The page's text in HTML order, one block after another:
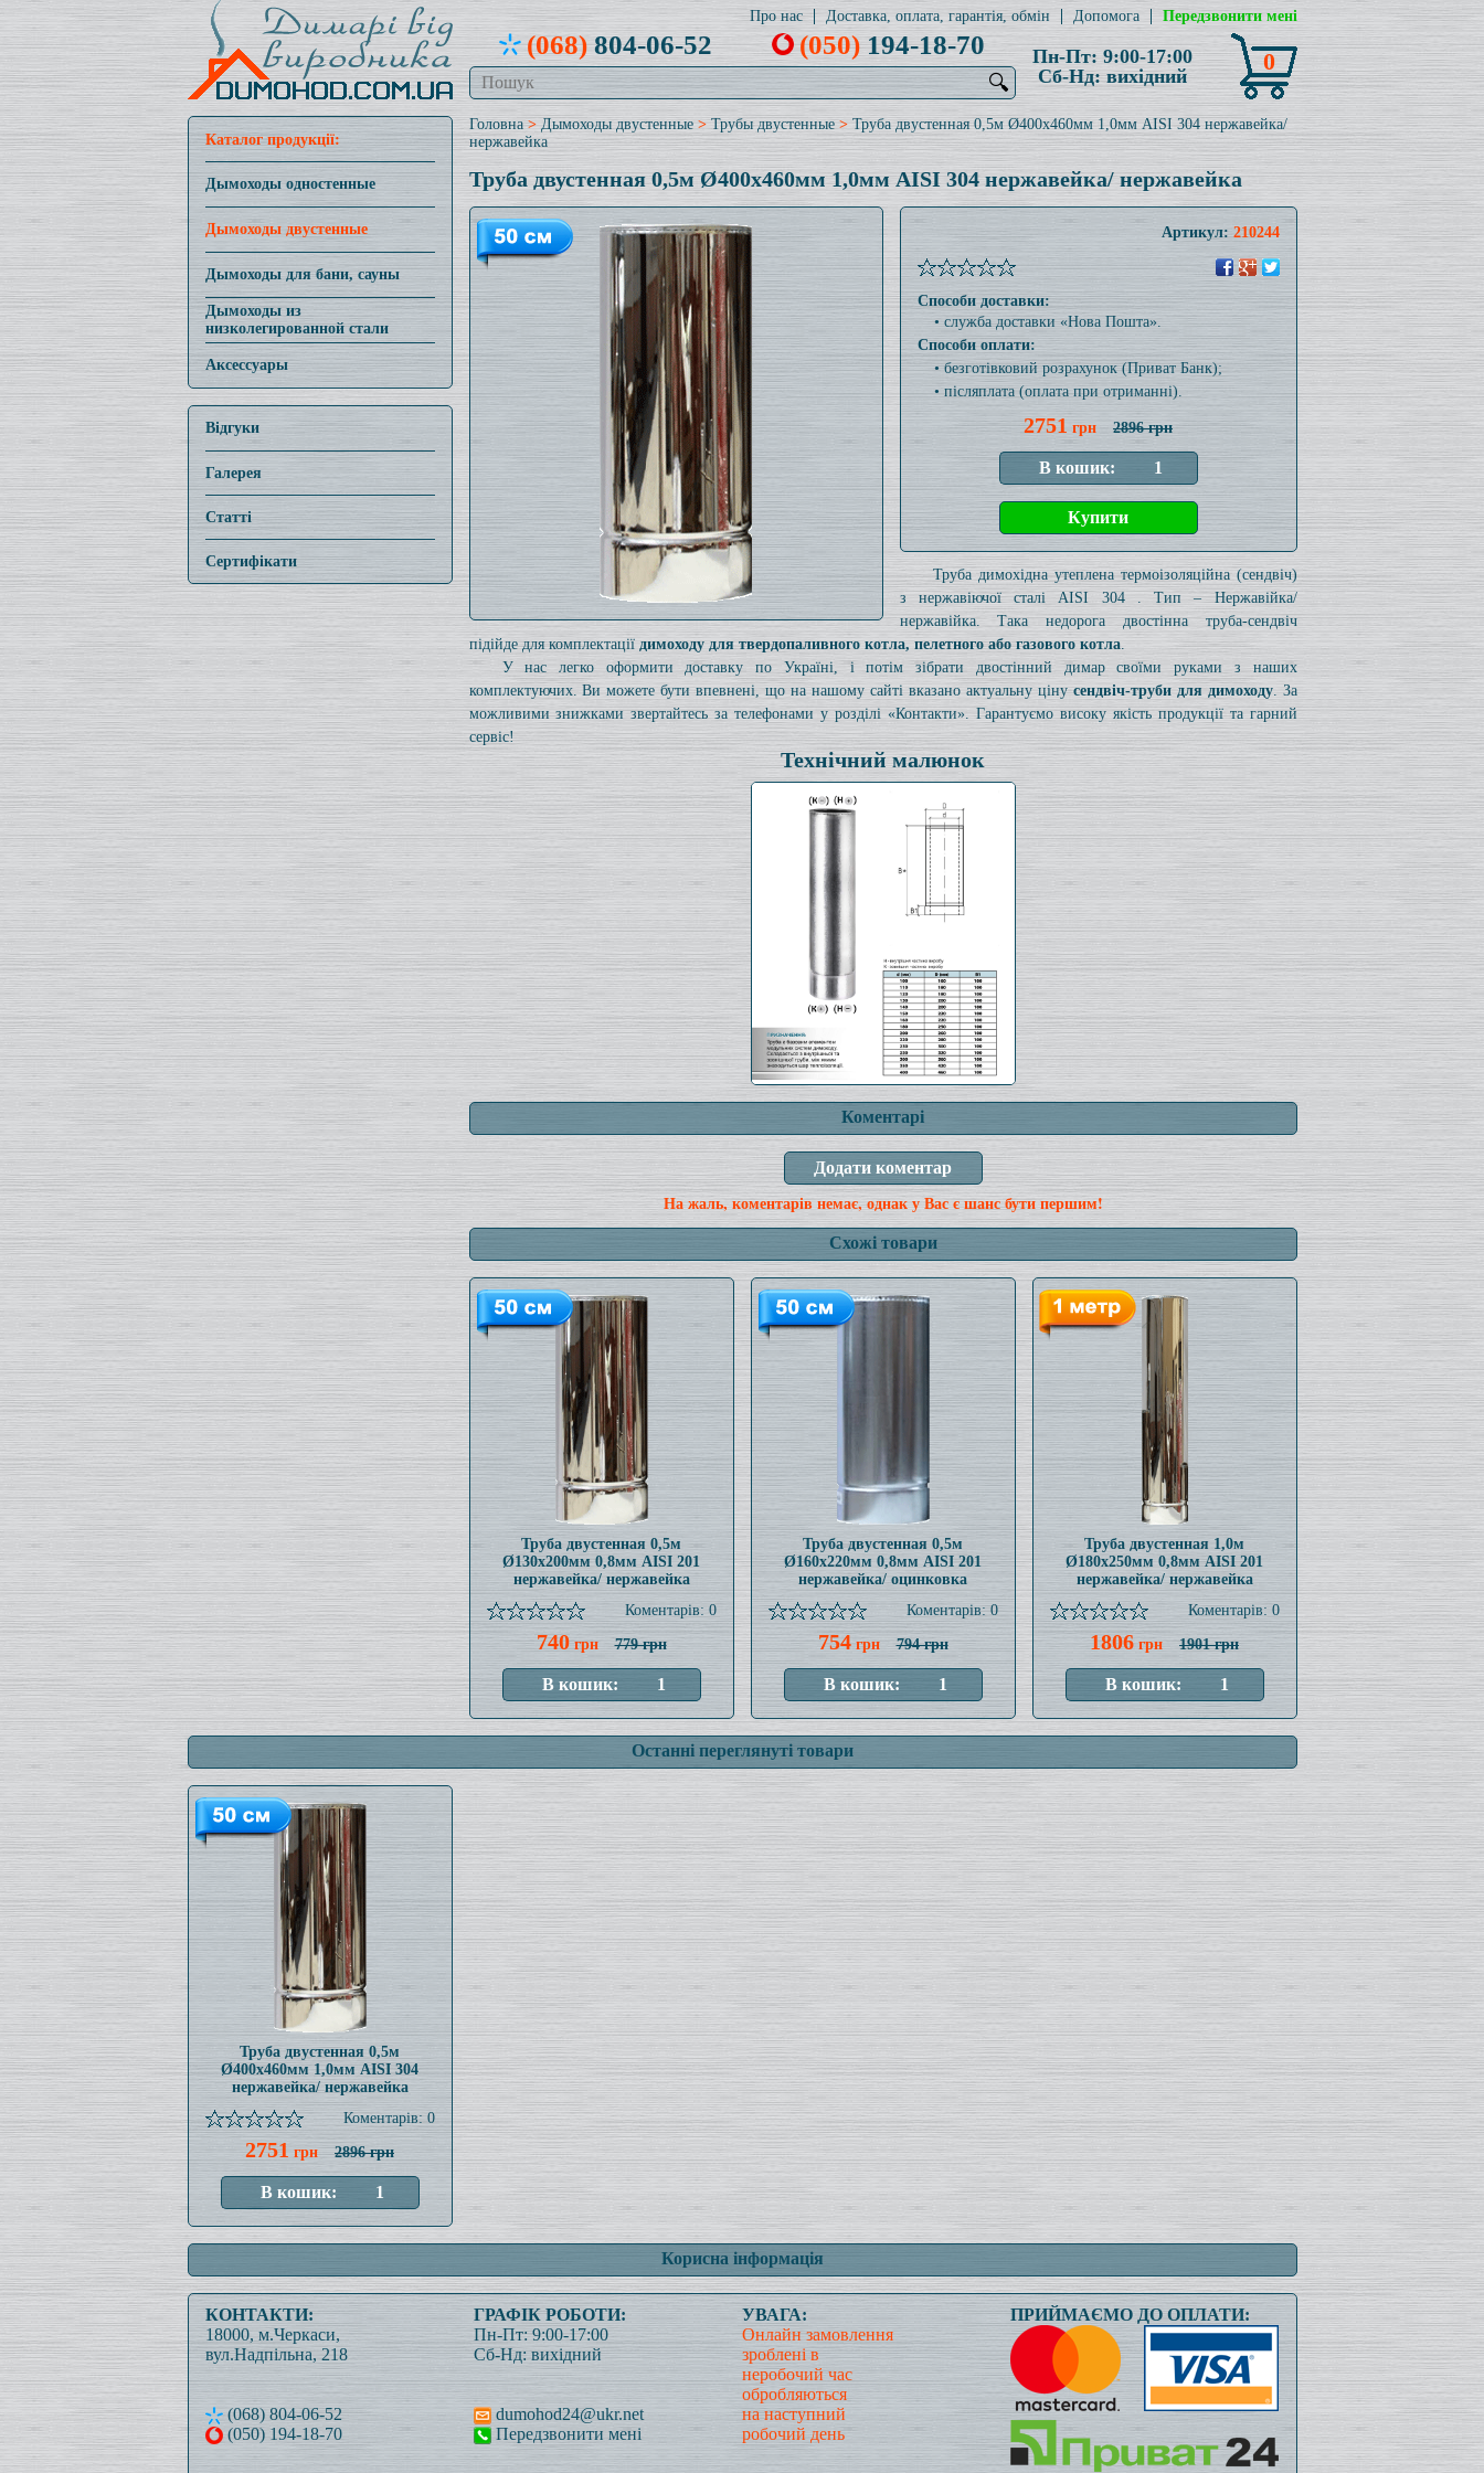
Про нас Доставка, оплата, гарантія, обмін Допомога Передзвонити мені
(068)804-06-52 (050)194-18-70
🔍
Пн-Пт: 9:00-17:00
Сб-Нд: вихідний
0
Каталог продукції:
Дымоходы одностенные
Дымоходы двустенные
Дымоходы для бани, сауны
Дымоходы из
низколегированной стали
Аксессуары
Відгуки
Галерея
Статті
Сертифікати
Головна> Дымоходы двустенные>Трубы двустенные> Труба двустенная 0,5м Ø400x460мм 1,0мм AISI 304 нержавейка/
нержавейка
Труба двустенная 0,5м Ø400x460мм 1,0мм AISI 304 нержавейка/ нержавейка
Артикул:210244
Способи доставки:
• служба доставки «Нова Пошта».
Способи оплати:
• безготівковий розрахунок (Приват Банк);
• післяплата (оплата при отриманні).
2751 грн 2896 грн
Труба димохідна утеплена термоізоляційна (сендвіч)
з нержавіючої сталі AISI 304 . Тип – Нержавійка/
нержавійка. Така недорога двостінна труба-сендвіч
підійде для комплектації димоходу для твердопаливного котла, пелетного або газового котла.
У нас легко оформити доставку по Україні, і потім зібрати двостінний димар своїми руками з наших
комплектуючих. Ви можете бути впевнені, що на нашому сайті вказано актуальну цінусендвіч-труби для димоходу. За
можливими знижками звертайтесь за телефонами у розділі «Контакти». Гарантуємо високу якість продукції та гарний
сервіс!
Технічний малюнок
Коментарі
На жаль, коментарів немає, однак у Вас є шанс бути першим!
Схожі товари
Труба двустенная 0,5м
Ø130x200мм 0,8мм AISI 201
нержавейка/ нержавейка
Коментарів: 0
740грн 779 грн
Труба двустенная 0,5м
Ø160x220мм 0,8мм AISI 201
нержавейка/ оцинковка
Коментарів: 0
754грн 794 грн
Труба двустенная 1,0м
Ø180x250мм 0,8мм AISI 201
нержавейка/ нержавейка
Коментарів: 0
1806 грн 1901 грн
Останні переглянуті товари
Труба двустенная 0,5м
Ø400x460мм 1,0мм AISI 304
нержавейка/ нержавейка
Коментарів: 0
2751 грн 2896 грн
Корисна інформація
КОНТАКТИ:
18000, м.Черкаси,
вул.Надпільна, 218
(068) 804-06-52
(050) 194-18-70
ГРАФІК РОБОТИ:
Пн-Пт: 9:00-17:00
Сб-Нд: вихідний
dumohod24@ukr.net
Передзвонити мені
УВАГА:
Онлайн замовлення
зроблені в
неробочий час
обробляються
на наступний
робочий день
ПРИЙМАЄМО ДО ОПЛАТИ: